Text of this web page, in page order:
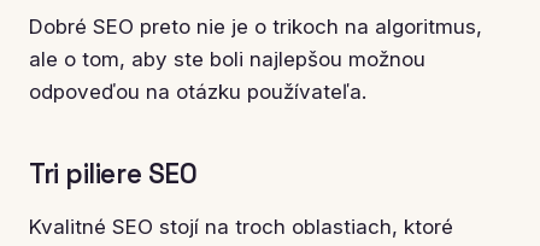
Dobré SEO preto nie je o trikoch na algoritmus,
ale o tom, aby ste boli najlepšou možnou
odpoveďou na otázku používateľa.
Tri piliere SEO
Kvalitné SEO stojí na troch oblastiach, ktoré